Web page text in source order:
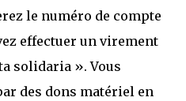
le numéro de compte
effectuer un virement
solidaria ». Vous
des dons matériel en